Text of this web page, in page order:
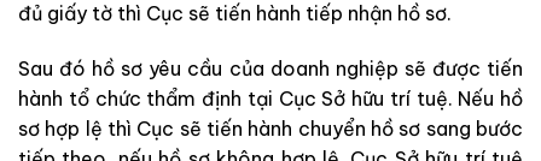
đủ giấy tờ thì Cục sẽ tiến hành tiếp nhận hồ sơ.
Sau đó hồ sơ yêu cầu của doanh nghiệp sẽ được tiến
hành tổ chức thẩm định tại Cục Sở hữu trí tuệ. Nếu hồ
sơ hợp lệ thì Cục sẽ tiến hành chuyển hồ sơ sang bước